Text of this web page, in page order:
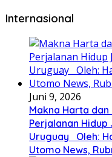
Internasional
Juni 9, 2026
Makna Harta
Perjalanan Hidup
Uruguay Oleh:
Utomo News,